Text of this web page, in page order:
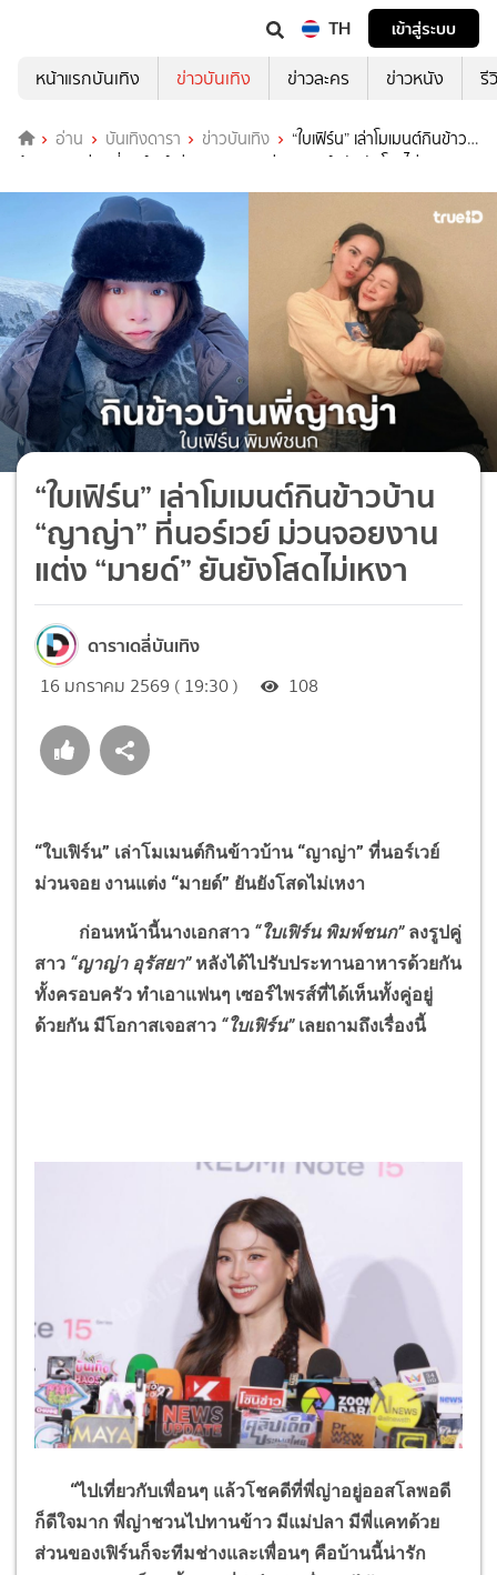
TH
เข้าสู่ระบบ
หน้าแรกบันเทิง
ข่าวบันเทิง ข่าวละคร ข่าวหนัง รี
อ่าน บันเทิงดารา ข่าวบันเทิง
“ใบเฟิร์น” เล่าโมเมนต์กินข้าว
บ้าน “ญาญ่า” ที่นอร์เวย์ ม่วนจอยงานแต่ง “มายด์” ยันยังโสดไม่เหงา
“ใบเฟิร์น” เล่าโมเมนต์กินข้าวบ้าน
“ญาญ่า” ที่นอร์เวย์ ม่วนจอยงาน
แต่ง “มายด์” ยันยังโสดไม่เหงา
ดาราเดลี่บันเทิง
16 มกราคม 2569 ( 19:30 ) 108
“ใบเฟิร์น” เล่าโมเมนต์กินข้าวบ้าน “ญาญ่า” ที่นอร์เวย์
ม่วนจอย งานแต่ง “มายด์” ยันยังโสดไม่เหงา
ก่อนหน้านี้นางเอกสาว “ใบเฟิร์น พิมพ์ชนก”ลงรูปคู่
สาว “ญาญ่า อุรัสยา”หลังได้ไปรับประทานอาหารด้วยกัน
ทั้งครอบครัว ทำเอาแฟนๆ เซอร์ไพรส์ที่ได้เห็นทั้งคู่อยู่
ด้วยกัน มีโอกาสเจอสาว “ใบเฟิร์น”เลยถามถึงเรื่องนี้
“ไปเที่ยวกับเพื่อนๆ แล้วโชคดีที่พี่ญ่าอยู่ออสโลพอดี
ก็ดีใจมาก พี่ญ่าชวนไปทานข้าว มีแม่ปลา มีพี่แคทด้วย
ส่วนของเฟิร์นก็จะทีมช่างและเพื่อนๆ คือบ้านนี้น่ารัก